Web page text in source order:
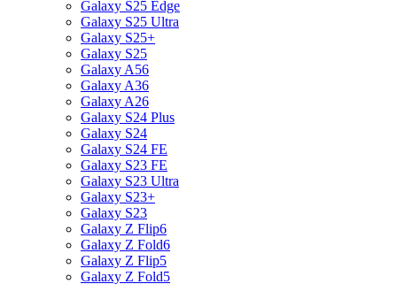
Galaxy S25 Edge
Galaxy S25 Ultra
Galaxy S25+
Galaxy S25
Galaxy A56
Galaxy A36
Galaxy A26
Galaxy S24 Plus
Galaxy S24
Galaxy S24 FE
Galaxy S23 FE
Galaxy S23 Ultra
Galaxy S23+
Galaxy S23
Galaxy Z Flip6
Galaxy Z Fold6
Galaxy Z Flip5
Galaxy Z Fold5